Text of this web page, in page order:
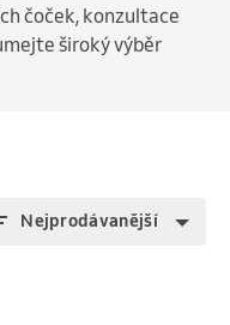
čoček, konzultace
široký výběr
Nejprodávanější